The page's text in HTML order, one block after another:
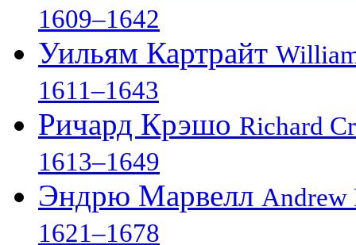
1609–1642
Уильям Картрайт
1611–1643
Ричард Крэшо Richard
1613–1649
Эндрю Марвелл Andrew
1621–1678